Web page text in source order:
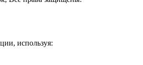
используя: